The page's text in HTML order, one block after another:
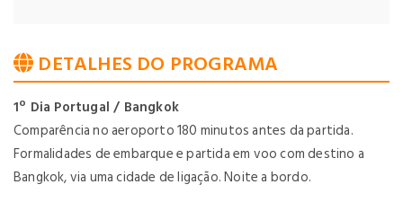
DETALHES DO PROGRAMA
1º Dia Portugal / Bangkok
Comparência no aeroporto 180 minutos antes da partida.
Formalidades de embarque e partida em voo com destino a
Bangkok, via uma cidade de ligação. Noite a bordo.